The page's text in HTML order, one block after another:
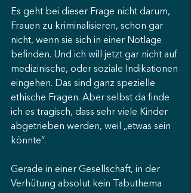
Es geht bei dieser Frage nicht darum,
Frauen zu kriminalisieren, schon gar
nicht, wenn sie sich in einer Notlage
befinden. Und ich will jetzt gar nicht auf
medizinische, oder soziale Indikationen
eingehen. Das sind ganz spezielle
ethische Fragen. Aber selbst da finde
ich es tragisch, dass sehr viele Kinder
abgetrieben werden, weil „etwas sein
könnte“.
Gerade in einer Gesellschaft, in der
Verhütung absolut kein Tabuthema